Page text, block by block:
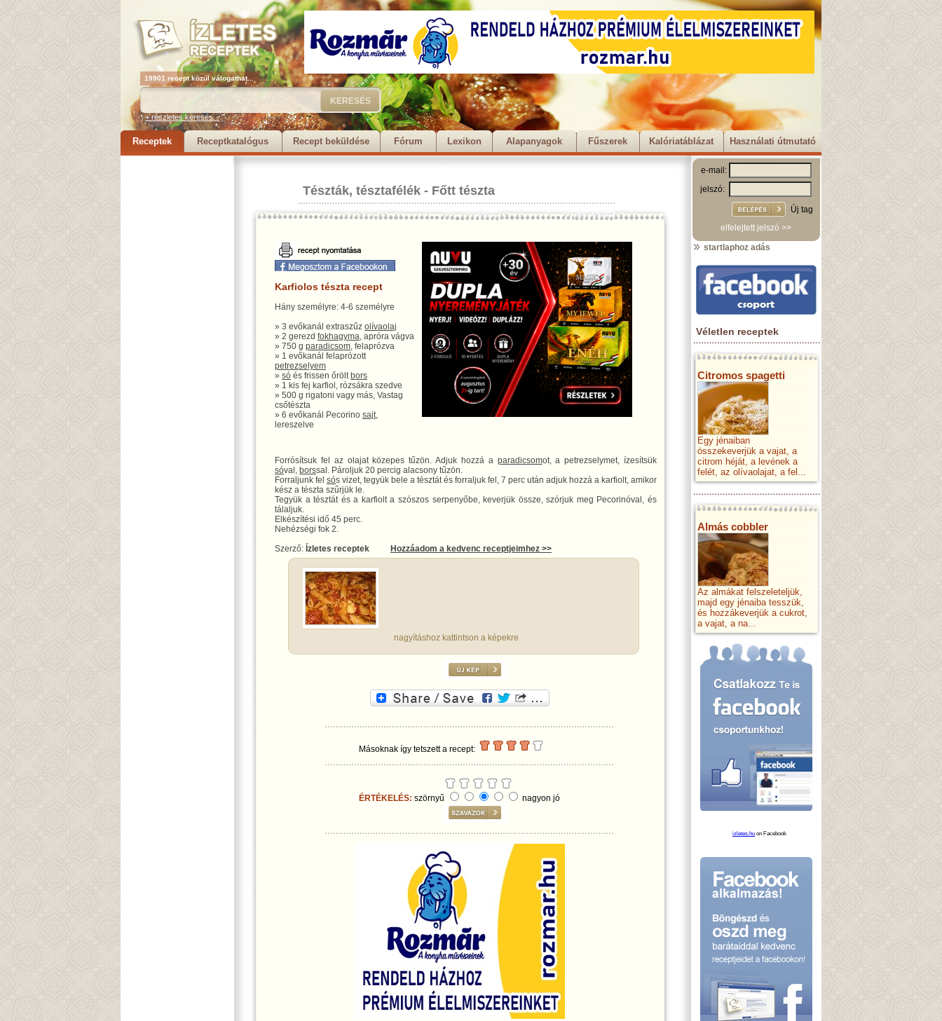
19901 recept közül válogathat...
+ részletes keresés...
Receptek Receptkatalógus Recept beküldése Fórum Lexikon Alapanyagok Fűszerek Kalóriatáblázat Használati útmutató
Tészták, tésztafélék - Főtt tészta
Karfiolos tészta recept
Hány személyre: 4-6 személyre
» 3 evőkanál extraszűz olívaolaj
» 2 gerezd fokhagyma, apróra vágva
» 750 g paradicsom, felaprózva
» 1 evőkanál felaprózott
petrezselyem
» só és frissen őrölt bors
» 1 kis fej karfiol, rózsákra szedve
» 500 g rigatoni vagy más, Vastag
csőtészta
» 6 evőkanál Pecorino sajt,
lereszelve
Forrósítsuk fel az olajat közepes tűzön. Adjuk hozzá a paradicsomot, a petrezselymet, ízesítsük
sóval, borssal. Pároljuk 20 percig alacsony tűzön.
Forraljunk fel sós vizet, tegyük bele a tésztát és forraljuk fel, 7 perc után adjuk hozzá a karfiolt, amikor
kész a tészta szűrjük le.
Tegyük a tésztát és a karfiolt a szószos serpenyőbe, keverjük össze, szórjuk meg Pecorinóval, és
tálaljuk.
Elkészítési idő 45 perc.
Nehézségi fok 2.
Szerző: Ízletes receptek Hozzáadom a kedvenc receptjeimhez >>
nagyításhoz kattintson a képekre
Másoknak így tetszett a recept:
ÉRTÉKELÉS: szörnyű nagyon jó
e-mail:
jelszó:
Új tag
elfelejtett jelszó >>
startlaphoz adás
Véletlen receptek
Citromos spagetti
Egy jénaiban
összekeverjük a vajat, a
citrom héját, a levének a
felét, az olívaolajat, a fel...
Almás cobbler
Az almákat felszeleteljük,
majd egy jénaiba tesszük,
és hozzákeverjük a cukrot,
a vajat, a na...
izletes.hu on Facebook